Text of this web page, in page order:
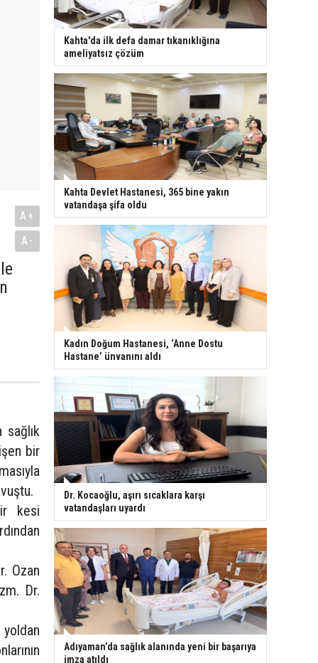
A+
A-
sağlık
bir
kesi
Ozan
Dr.
Kahta'da ilk defa damar tıkanıklığına
ameliyatsız çözüm
Kahta Devlet Hastanesi, 365 bine yakın
vatandaşa şifa oldu
Kadın Doğum Hastanesi, ‘Anne Dostu
Hastane’ ünvanını aldı
Dr. Kocaoğlu, aşırı sıcaklara karşı
vatandaşları uyardı
Adıyaman’da sağlık alanında yeni bir başarıya
imza atıldı